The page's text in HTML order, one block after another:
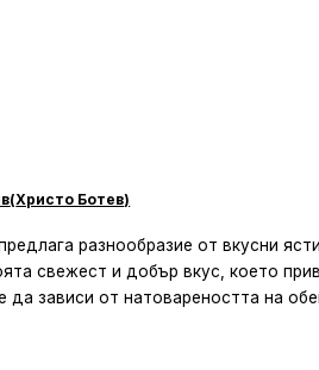
(Христо Ботев)
разнообразие от вкусни
свежест и добър вкус, което
зависи от натовареността на